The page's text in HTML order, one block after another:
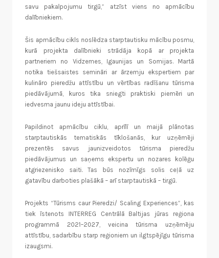
savu pakalpojumu tirgū,” atzīst viens no apmācību
dalībniekiem.
Šis apmācību cikls noslēdza starptautisku mācību posmu,
kurā projekta dalībnieki strādāja kopā ar projekta
partneriem no Vidzemes, Igaunijas un Somijas. Martā
notika tiešsaistes semināri ar ārzemju ekspertiem par
kulināro pieredžu attīstību un vērtības radīšanu tūrisma
piedāvājumā, kuros tika sniegti praktiski piemēri un
iedvesma jaunu ideju attīstībai.
Papildinot apmācību ciklu, aprīlī un maijā plānotas
starptautiskās tematiskās tīklošanās, kur uzņēmēji
prezentēs savus jaunizveidotos tūrisma pieredžu
piedāvājumus un saņems ekspertu un nozares kolēģu
atgriezenisko saiti. Tas būs nozīmīgs solis ceļā uz
gatavību darboties plašākā – arī starptautiskā – tirgū.
Projekts “Tūrisms caur Pieredzi/ Scaling Experiences”, kas
tiek īstenots INTERREG Centrālā Baltijas jūras reģiona
programmā 2021–2027, veicina tūrisma uzņēmēju
attīstību, sadarbību starp reģioniem un ilgtspējīgu tūrisma
izaugsmi.